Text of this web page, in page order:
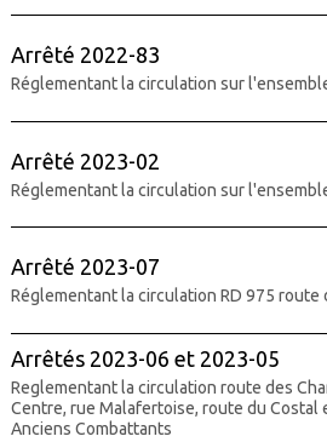
Arrêté 2022-83
Réglementant la circulation sur
Arrêté 2023-02
Réglementant la circulation sur
Arrêté 2023-07
Réglementant la circulation RD 975 route
Arrêtés 2023-06 et 2023-05
Reglementant la circulation route des
Centre, rue Malafertoise, route du Costal
Anciens Combattants